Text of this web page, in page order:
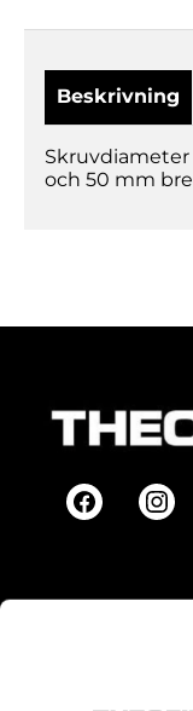
Beskrivning
Skruvdiameter
och 50 mm